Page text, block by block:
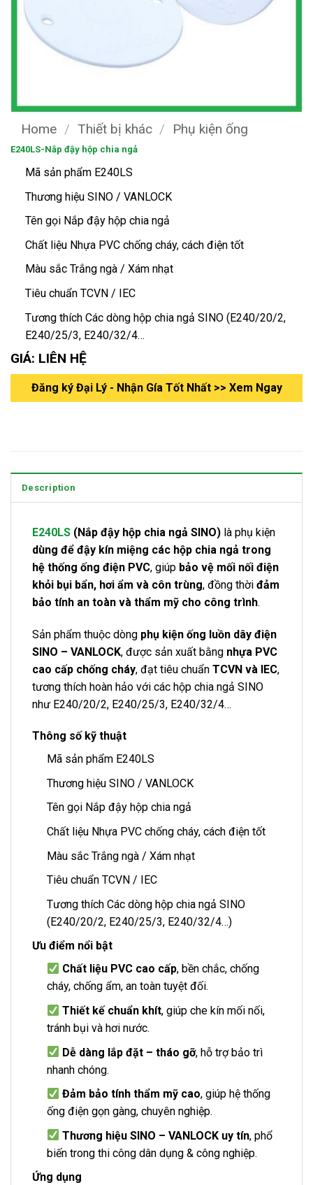
Home / Thiết bị khác / Phụ kiện ống
E240LS-Nắp đậy hộp chia ngả
Mã sản phẩm E240LS
Thương hiệu SINO / VANLOCK
Tên gọi Nắp đậy hộp chia ngả
Chất liệu Nhựa PVC chống cháy, cách điện tốt
Màu sắc Trắng ngà / Xám nhạt
Tiêu chuẩn TCVN / IEC
Tương thích Các dòng hộp chia ngả SINO (E240/20/2,
E240/25/3, E240/32/4…
GIÁ: LIÊN HỆ
Đăng ký Đại Lý - Nhận Gía Tốt Nhất >> Xem Ngay
Description
E240LS (Nắp đậy hộp chia ngả SINO) là phụ kiện
dùng để đậy kín miệng các hộp chia ngả trong
hệ thống ống điện PVC, giúp bảo vệ mối nối điện
khỏi bụi bẩn, hơi ẩm và côn trùng, đồng thời đảm
bảo tính an toàn và thẩm mỹ cho công trình.
Sản phẩm thuộc dòng phụ kiện ống luồn dây điện
SINO – VANLOCK, được sản xuất bằng nhựa PVC
cao cấp chống cháy, đạt tiêu chuẩn TCVN và IEC,
tương thích hoàn hảo với các hộp chia ngả SINO
như E240/20/2, E240/25/3, E240/32/4…
Thông số kỹ thuật
Mã sản phẩm E240LS
Thương hiệu SINO / VANLOCK
Tên gọi Nắp đậy hộp chia ngả
Chất liệu Nhựa PVC chống cháy, cách điện tốt
Màu sắc Trắng ngà / Xám nhạt
Tiêu chuẩn TCVN / IEC
Tương thích Các dòng hộp chia ngả SINO
(E240/20/2, E240/25/3, E240/32/4…)
Ưu điểm nổi bật
Chất liệu PVC cao cấp, bền chắc, chống
cháy, chống ẩm, an toàn tuyệt đối.
Thiết kế chuẩn khít, giúp che kín mối nối,
tránh bụi và hơi nước.
Dễ dàng lắp đặt – tháo gỡ, hỗ trợ bảo trì
nhanh chóng.
Đảm bảo tính thẩm mỹ cao, giúp hệ thống
ống điện gọn gàng, chuyên nghiệp.
Thương hiệu SINO – VANLOCK uy tín, phổ
biến trong thi công dân dụng & công nghiệp.
Ứng dụng